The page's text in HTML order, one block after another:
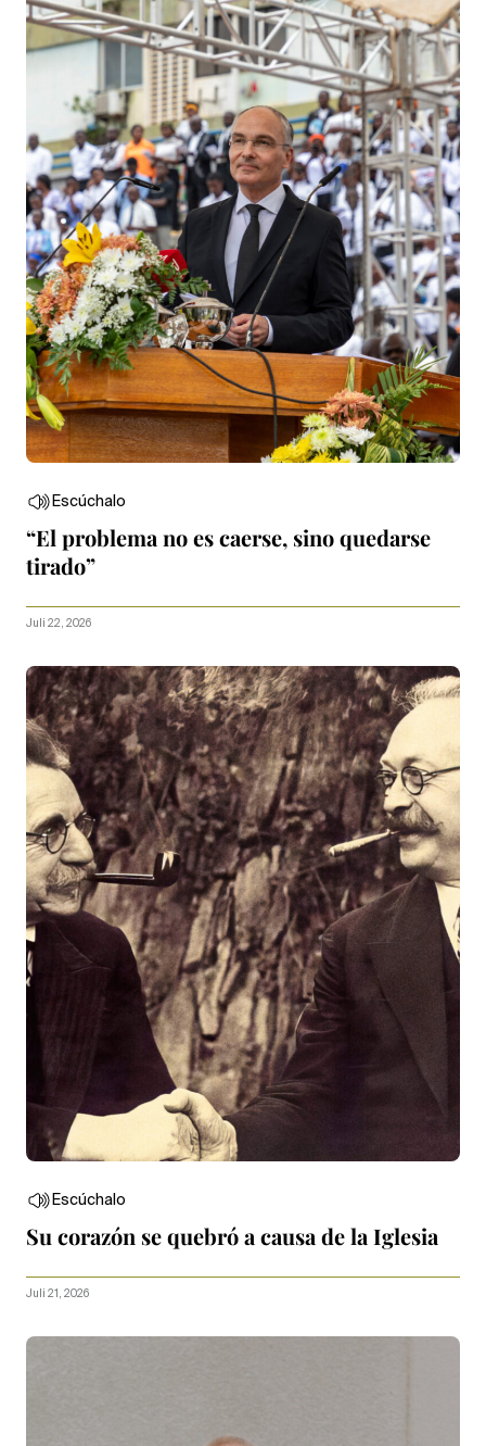
Escúchalo
“El problema no es caerse, sino quedarse
tirado”
Juli 22, 2026
Escúchalo
Su corazón se quebró a causa de la Iglesia
Juli 21, 2026